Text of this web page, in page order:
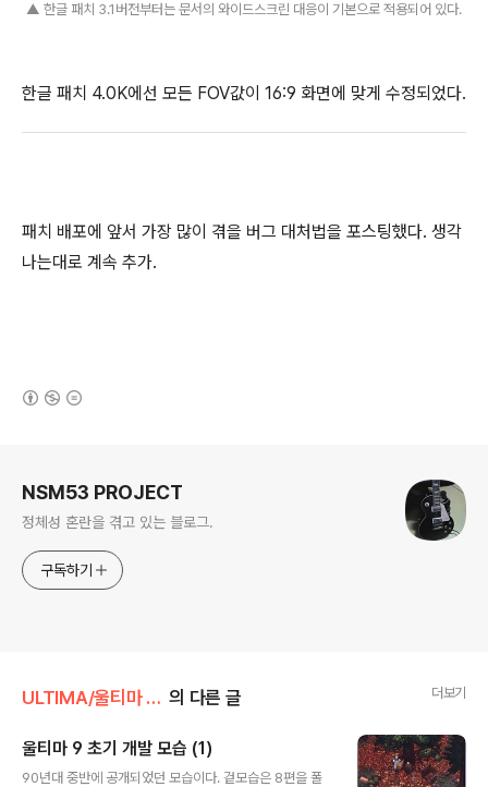
▲ 한글 패치 3.1버전부터는 문서의 와이드스크린 대응이 기본으로 적용되어 있다.
한글 패치 4.0K에선 모든 FOV값이 16:9 화면에 맞게 수정되었다.
패치 배포에 앞서 가장 많이 겪을 버그 대처법을 포스팅했다. 생각
나는대로 계속 추가.
NSM53 PROJECT
정체성 혼란을 겪고 있는 블로그.
구독하기
ULTIMA/울티마 주저리 의 다른 글 더보기
울티마 9 초기 개발 모습 (1)
90년대 중반에 공개되었던 모습이다. 겉모습은 8편을 폴